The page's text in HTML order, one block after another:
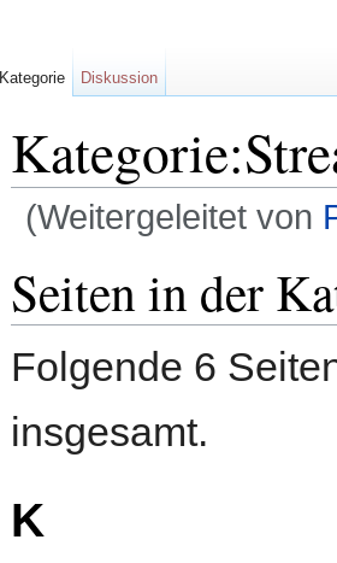
(Weitergeleitet von
Seiten in der
Folgende 6
insgesamt.
K
Kategorie Diskussion